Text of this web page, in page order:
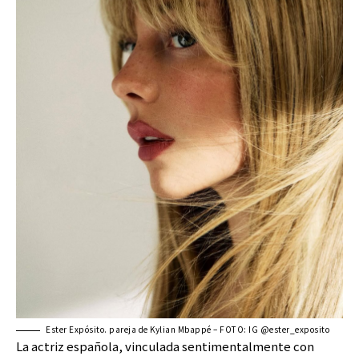
Ester Expósito. pareja de Kylian Mbappé – FOTO: IG @ester_exposito
La actriz española, vinculada sentimentalmente con